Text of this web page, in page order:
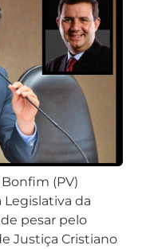
(PV)
da
pesar pelo
Justiça Cristiano